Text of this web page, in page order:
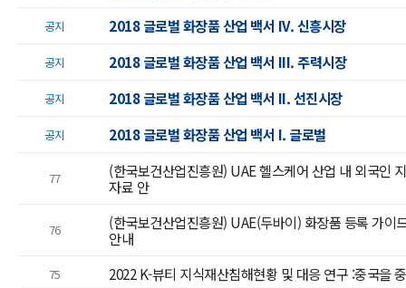
공지 2018 글로벌 화장품 산업 백서 IV. 신흥시장
공지 2018 글로벌 화장품 산업 백서 III. 주력시장
공지 2018 글로벌 화장품 산업 백서 II. 선진시장
공지 2018 글로벌 화장품 산업 백서 I. 글로벌
77
(한국보건산업진흥원) UAE 헬스케어 산업 내 외국인
자료 안
76
(한국보건산업진흥원) UAE(두바이) 화장품 등록 가이
안내
75 2022 K-뷰티 지식재산침해현황 및 대응 연구 :중국을